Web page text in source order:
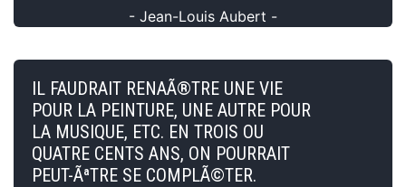
- Jean-Louis Aubert -
IL FAUDRAIT RENAÃ®TRE UNE VIE
POUR LA PEINTURE, UNE AUTRE POUR
LA MUSIQUE, ETC. EN TROIS OU
QUATRE CENTS ANS, ON POURRAIT
PEUT-ÃªTRE SE COMPLÃ©TER.